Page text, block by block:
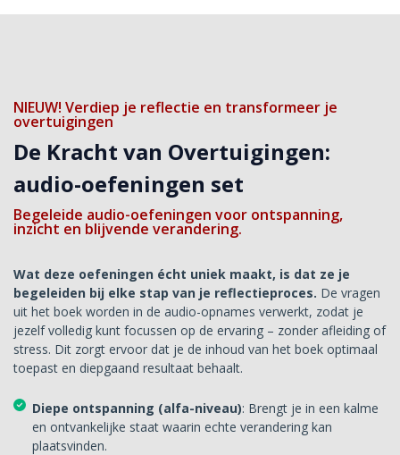
NIEUW! Verdiep je reflectie en transformeer je
overtuigingen
De Kracht van Overtuigingen:
audio-oefeningen set
Begeleide audio-oefeningen voor ontspanning,
inzicht en blijvende verandering.
Wat deze oefeningen écht uniek maakt, is dat ze je
begeleiden bij elke stap van je reflectieproces. De vragen
uit het boek worden in de audio-opnames verwerkt, zodat je
jezelf volledig kunt focussen op de ervaring – zonder afleiding of
stress. Dit zorgt ervoor dat je de inhoud van het boek optimaal
toepast en diepgaand resultaat behaalt.
Diepe ontspanning (alfa-niveau): Brengt je in een kalme
en ontvankelijke staat waarin echte verandering kan
plaatsvinden.